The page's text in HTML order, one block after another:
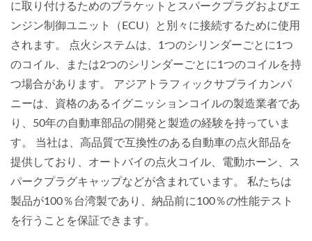
に取り付けるためのブラケットとスパークプラグおよびエ
ンジン制御ユニット（ECU）と別々に接続するために使用
されます。 点火システムは、1つのシリンダーごとに1つ
のコイル、または2つのシリンダーごとに1つのコイルを持
つ場合があります。 アジアトラフィックサプライカンパ
ニーは、資格のあるイグニッションコイルの製造業者であ
り、50年の自動車部品の開発と製造の経験を持っていま
す。 当社は、高品質で互換性のある自動車の点火部品を
提供しており、オートバイの点火コイル、電動ホーン、ス
パークプラグキャップなどが含まれています。 私たちは
製品が100％台湾製であり、納品前に100％の性能テスト
を行うことを保証できます。